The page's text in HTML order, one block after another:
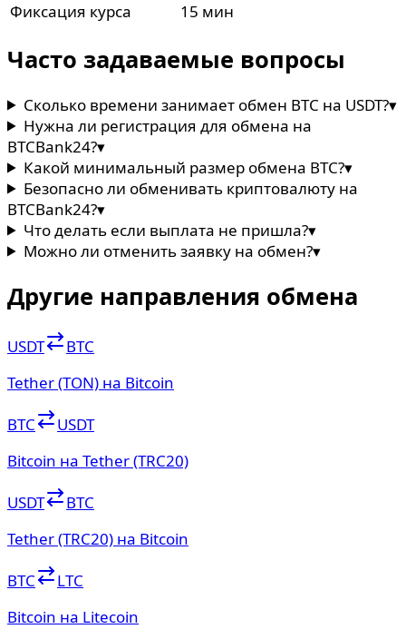
Фиксация курса
15 мин
Часто задаваемые вопросы
Сколько времени занимает обмен BTC на USDT?▾
Нужна ли регистрация для обмена на
BTCBank24?▾
Какой минимальный размер обмена BTC?▾
Безопасно ли обменивать криптовалюту на
BTCBank24?▾
Что делать если выплата не пришла?▾
Можно ли отменить заявку на обмен?▾
Другие направления обмена
USDT
BTC
Tether (TON) на Bitcoin
BTC
USDT
Bitcoin на Tether (TRC20)
USDT
BTC
Tether (TRC20) на Bitcoin
BTC
LTC
Bitcoin на Litecoin